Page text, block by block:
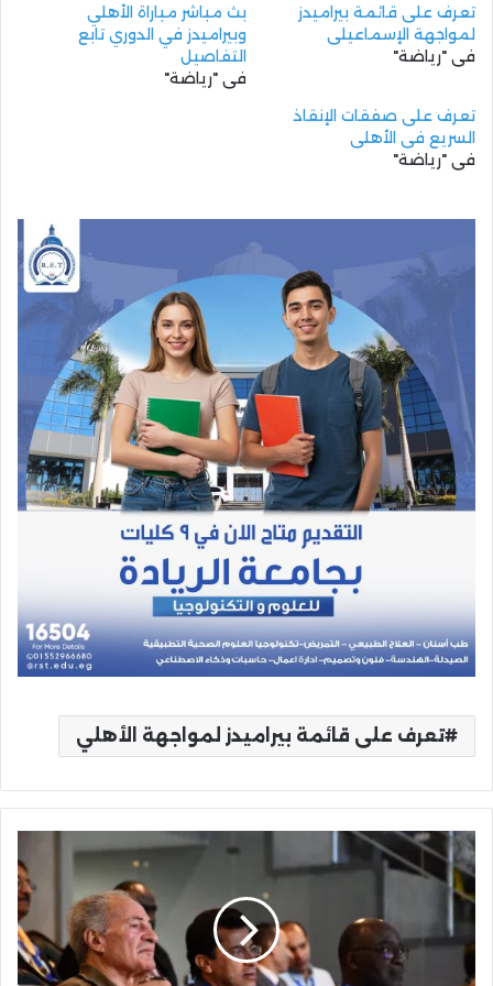
تعرف على قائمة بيراميدز
لمواجهة الإسماعيلي
في "رياضة"
بث مباشر مباراة الأهلي
وبيراميدز في الدوري تابع
التفاصيل
في "رياضة"
تعرف على صفقات الإنقاذ
السريع فى الأهلى
في "رياضة"
تعرف على قائمة بيراميدز لمواجهة الأهلي
وزير
الشباب
والرياضة
منتخب
اليد
بحسم